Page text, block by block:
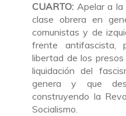
CUARTO: Apelar a la
clase obrera en
comunistas y de
frente antifascista,
libertad de los
liquidación del
genera y que
construyendo la
Socialismo.